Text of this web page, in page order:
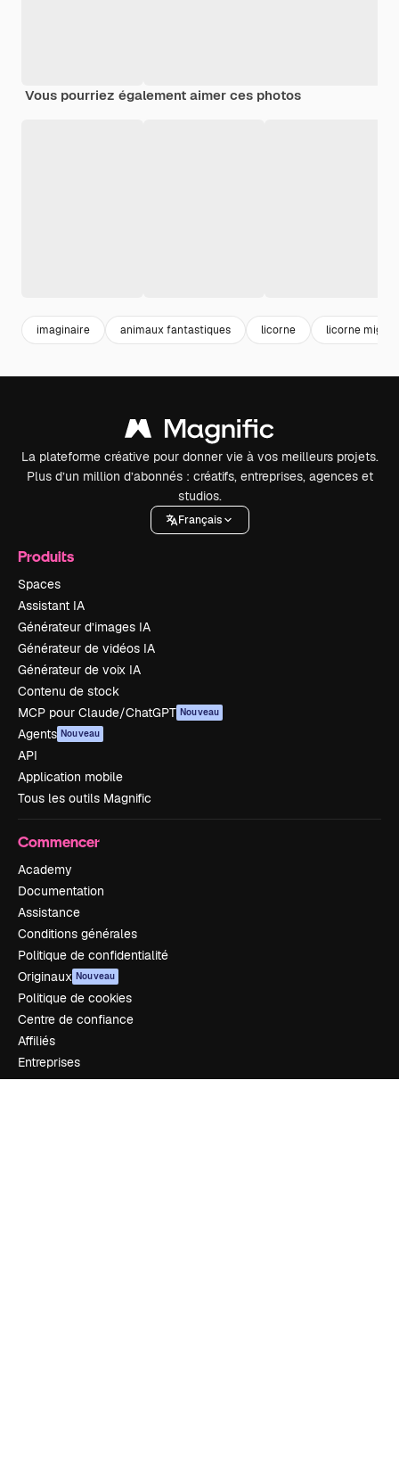
Vous pourriez également aimer ces photos
imaginaire animaux fantastiques licorne licorne
La plateforme créative pour donner vie à vos meilleurs projets.
Plus d’un million d’abonnés : créatifs, entreprises, agences et
studios.
Français
Produits
Spaces
Assistant IA
Générateur d’images IA
Générateur de vidéos IA
Générateur de voix IA
Contenu de stock
MCP pour Claude/ChatGPT Nouveau
Agents Nouveau
API
Application mobile
Tous les outils Magnific
Commencer
Academy
Documentation
Assistance
Conditions générales
Politique de confidentialité
Originaux Nouveau
Politique de cookies
Centre de confiance
Affiliés
Entreprises